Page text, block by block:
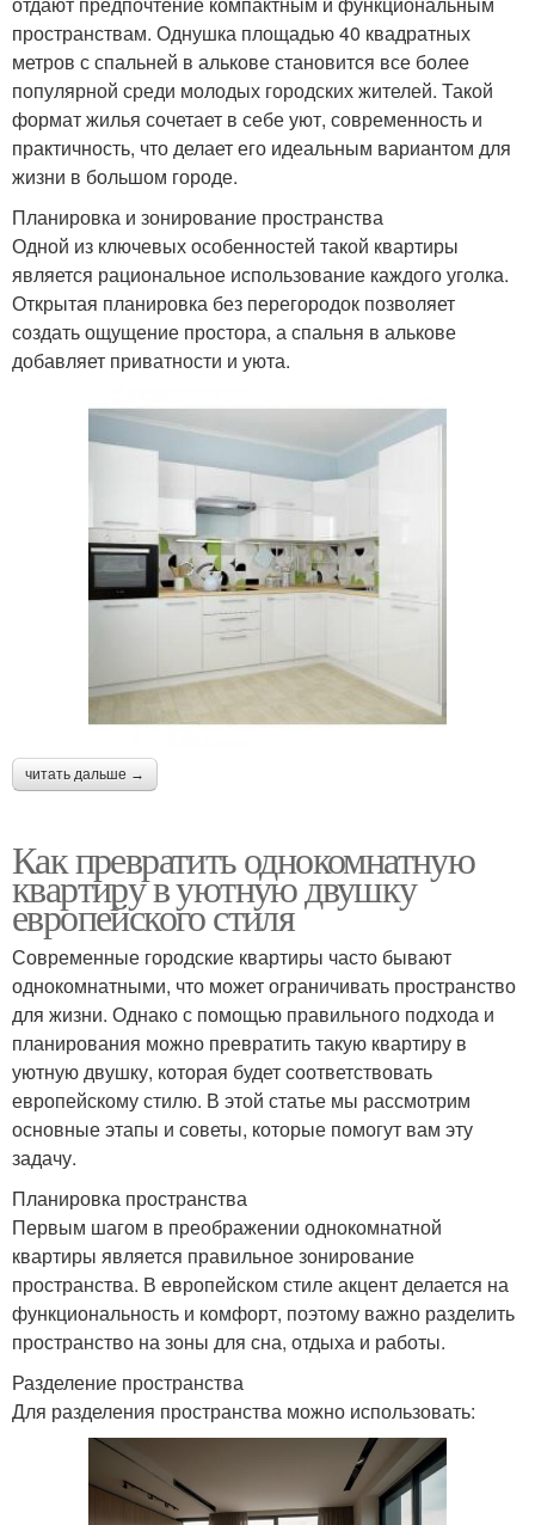
пространствам. Однушка площадью 40 квадратных
метров с спальней в алькове становится все более
популярной среди молодых городских жителей. Такой
формат жилья сочетает в себе уют, современность и
практичность, что делает его идеальным вариантом для
жизни в большом городе.
Планировка и зонирование пространства
Одной из ключевых особенностей такой квартиры
является рациональное использование каждого уголка.
Открытая планировка без перегородок позволяет
создать ощущение простора, а спальня в алькове
добавляет приватности и уюта.
читать дальше →
Как превратить однокомнатную
квартиру в уютную двушку
европейского стиля
Современные городские квартиры часто бывают
однокомнатными, что может ограничивать пространство
для жизни. Однако с помощью правильного подхода и
планирования можно превратить такую квартиру в
уютную двушку, которая будет соответствовать
европейскому стилю. В этой статье мы рассмотрим
основные этапы и советы, которые помогут вам эту
задачу.
Планировка пространства
Первым шагом в преображении однокомнатной
квартиры является правильное зонирование
пространства. В европейском стиле акцент делается на
функциональность и комфорт, поэтому важно разделить
пространство на зоны для сна, отдыха и работы.
Разделение пространства
Для разделения пространства можно использовать: